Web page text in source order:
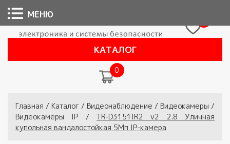
КАТАЛОГ
0
Вы здесь
Главная / Каталог / Видеонаблюдение / Видеокамеры /
Видеокамеры IP
/
TR-D3151IR2 v2 2.8 Уличная
купольная вандалостойкая 5Мп IP-камера
МЕНЮ